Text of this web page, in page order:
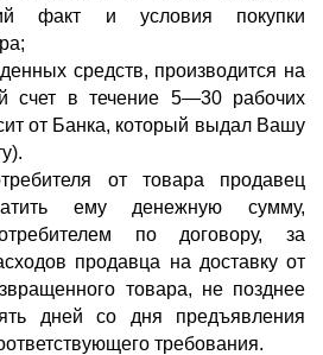
факт и условия покупки
средств, производится на
счет в течение 5—30 рабочих
от Банка, который выдал Вашу
от товара продавец
ему денежную сумму,
по договору, за
продавца на доставку от
товара, не позднее
дней со дня предъявления
требования.